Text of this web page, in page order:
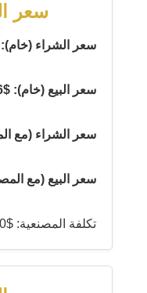
سعر
سعر الشراء (خام):
سعر البيع (خام): $87.56
سعر الشراء (مع
سعر البيع (مع
تكلفة المصنعية: $6.80